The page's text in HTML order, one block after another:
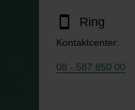
smartphone Ring
Kontaktcenter:
08 - 587 850 00